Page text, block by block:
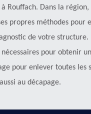
Rouffach. Dans la région,
propres méthodes pour
de votre structure.
pour obtenir
pour enlever toutes les
au décapage.